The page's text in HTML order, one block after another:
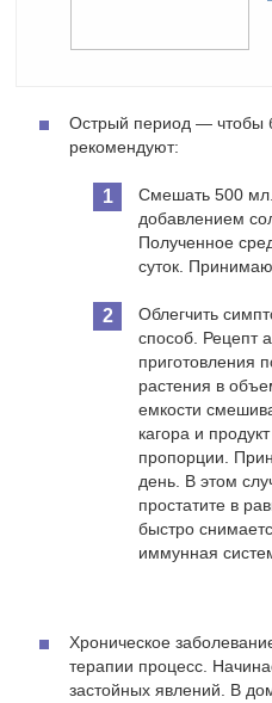
Острый период — чтобы
рекомендуют:
Смешать 500
добавлением
Полученное
суток.
Облегчить
способ. Рецепт
приготовления
растения в
емкости
кагора и
пропорции.
день. В этом
простатите в
быстро
иммунная
Хроническое
терапии процесс.
застойных явлений. В